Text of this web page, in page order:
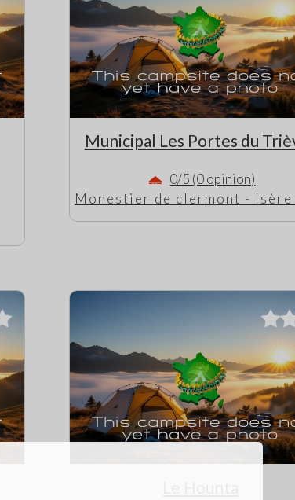
Municipal Les Portes du
0/5 (0 opinion)
Monestier de clermont - Isère